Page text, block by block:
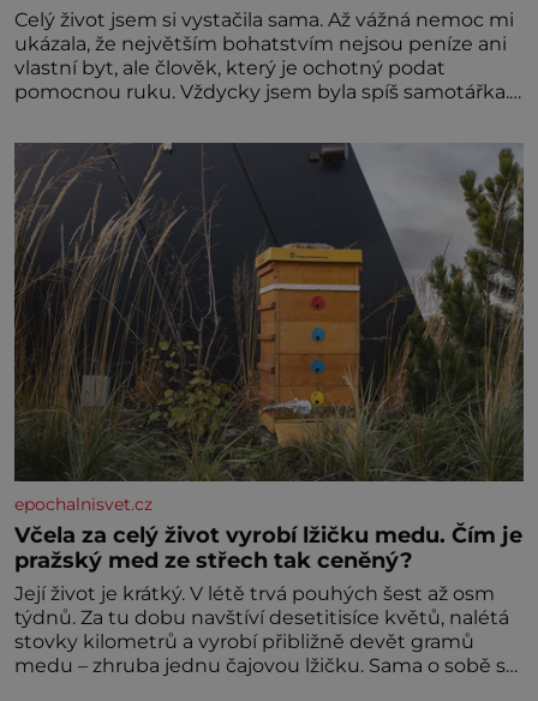
Celý život jsem si vystačila sama. Až vážná nemoc mi
ukázala, že největším bohatstvím nejsou peníze ani
vlastní byt, ale člověk, který je ochotný podat
pomocnou ruku. Vždycky jsem byla spíš samotářka.
ani partnera. Stačily mi knihy, práce a hlavně klid.
Hned po studiích jsem odešla z rodného města,
epochalnisvet.cz
Včela za celý život vyrobí lžičku medu. Čím je
pražský med ze střech tak ceněný?
Její život je krátký. V létě trvá pouhých šest až osm
týdnů. Za tu dobu navštíví desetitisíce květů, nalétá
stovky kilometrů a vyrobí přibližně devět gramů
medu – zhruba jednu čajovou lžičku. Sama o sobě se